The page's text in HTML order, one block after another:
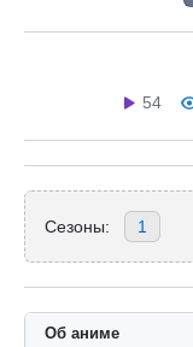
54
Сезоны: 1
Об аниме